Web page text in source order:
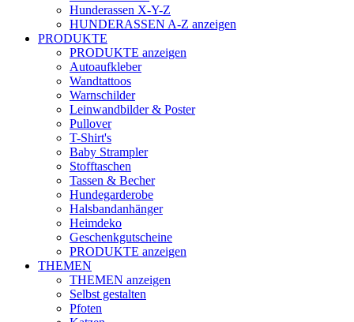
Hunderassen X-Y-Z
HUNDERASSEN A-Z anzeigen
PRODUKTE
PRODUKTE anzeigen
Autoaufkleber
Wandtattoos
Warnschilder
Leinwandbilder & Poster
Pullover
T-Shirt's
Baby Strampler
Stofftaschen
Tassen & Becher
Hundegarderobe
Halsbandanhänger
Heimdeko
Geschenkgutscheine
PRODUKTE anzeigen
THEMEN
THEMEN anzeigen
Selbst gestalten
Pfoten